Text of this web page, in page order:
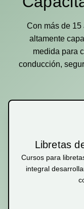
Con más de
altamente
medida para
conducción,
Libretas
Cursos para
integral